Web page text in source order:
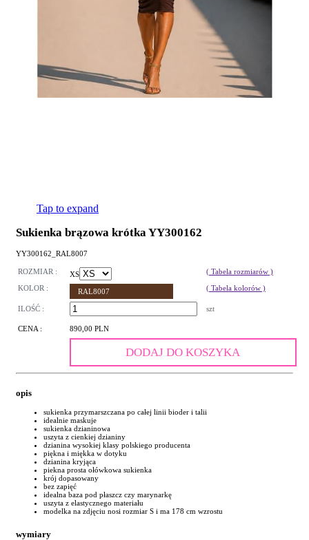
Tap to expand
Sukienka brązowa krótka YY300162
YY300162_RAL8007
ROZMIAR : XS
( Tabela rozmiarów )
KOLOR :
RAL8007 ( Tabela kolorów )
ILOŚĆ : szt
CENA : 890,00 PLN
DODAJ DO KOSZYKA
opis
sukienka przymarszczana po całej linii bioder i talii
idealnie maskuje
sukienka dzianinowa
uszyta z cienkiej dzianiny
dzianina wysokiej klasy polskiego producenta
piękna i miękka w dotyku
dzianina kryjąca
piekna prosta ołówkowa sukienka
krój dopasowany
bez zapięć
idealna baza pod płaszcz czy marynarkę
uszyta z elastycznego materiału
modelka na zdjęciu nosi rozmiar S i ma 178 cm wzrostu
wymiary